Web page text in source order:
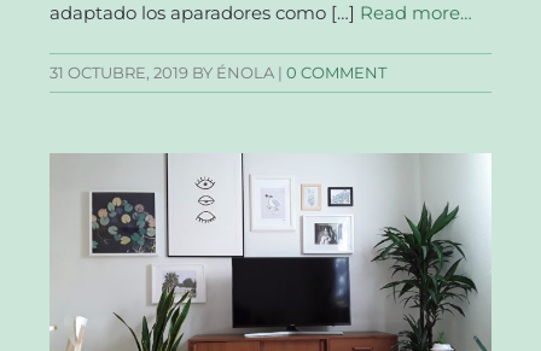
adaptado los aparadores como […] Read more…
31 OCTUBRE, 2019 BY ÉNOLA |0 COMMENT